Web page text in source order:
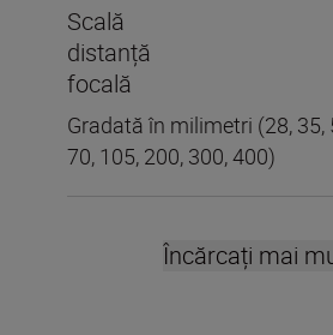
Scală
distanță
focală
Gradată în milimetri (28, 35,
70, 105, 200, 300, 400)
Încărcați mai